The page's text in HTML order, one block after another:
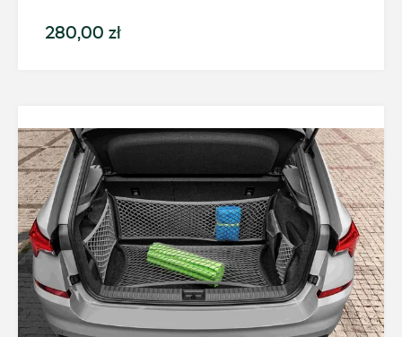
280,00 zł
marcin.bartkowski@autoforum.pl
Auto Group Luzar
ul. Krakowska 33, Wieliczka
+48 122 527 400
czesci.skoda@autoluzar.pl
Auto Śliwka